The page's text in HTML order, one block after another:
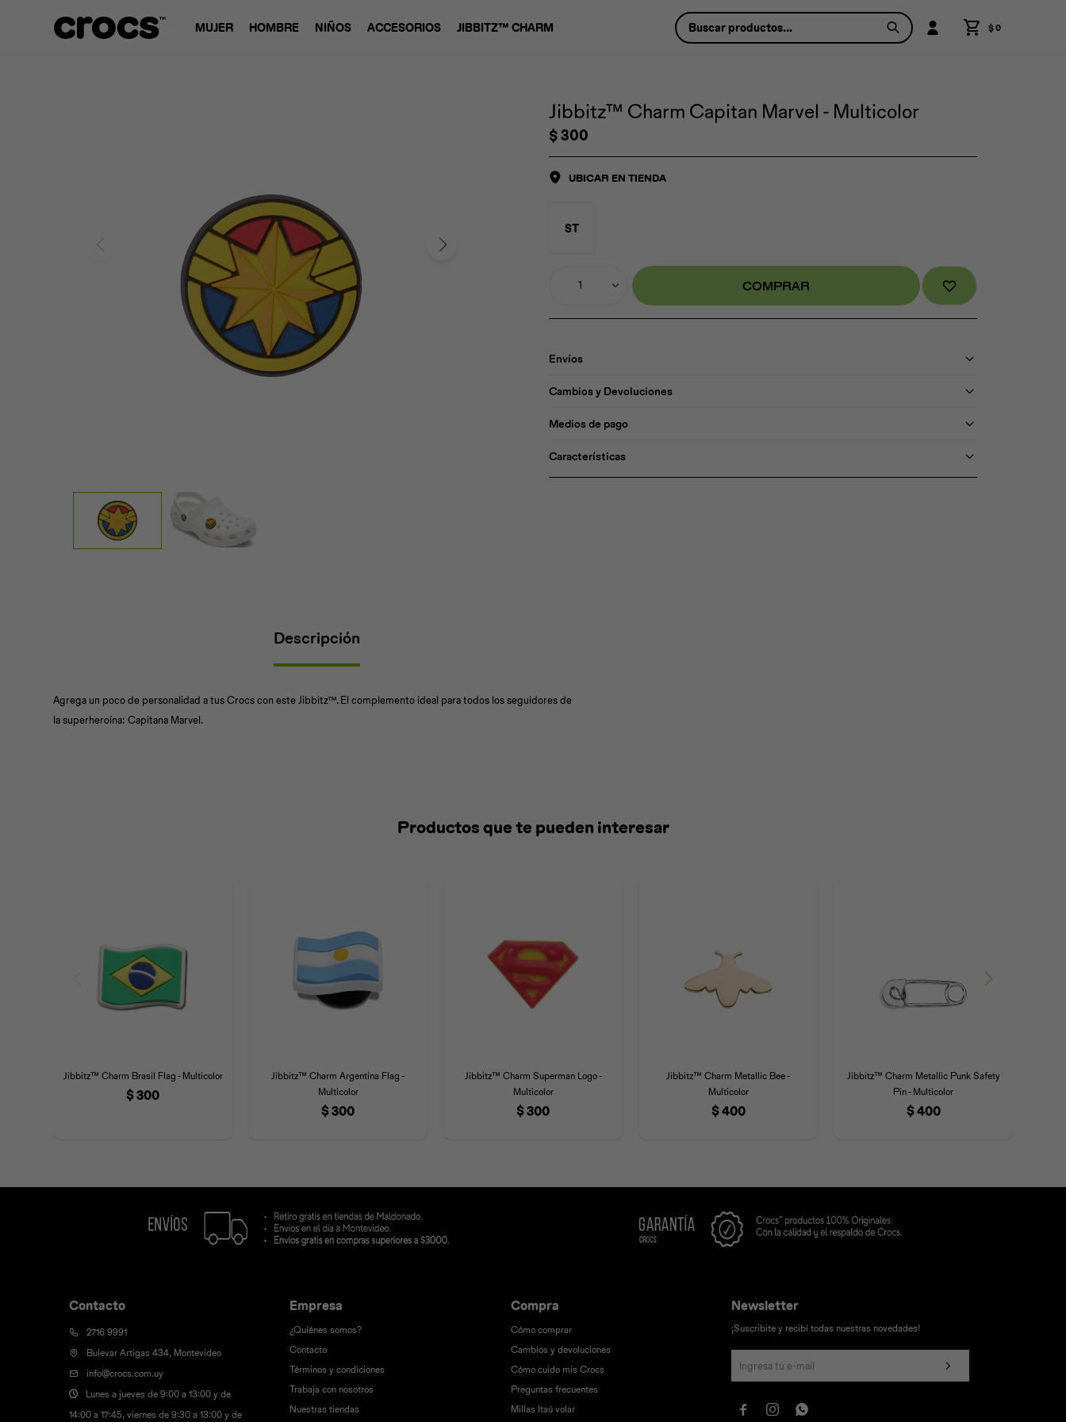
MUJER HOMBRE NIÑOS ACCESORIOS JIBBITZ™ CHARM $0
Jibbitz™ Charm Capitan Marvel - Multicolor
$300
UBICAR EN TIENDA
ST
1 COMPRAR
Envíos
Cambios y Devoluciones
Medios de pago
Características
Descripción
Agrega un poco de personalidad a tus Crocs con este Jibbitz™. El complemento ideal para todos los seguidores de
la superheroína: Capitana Marvel.
Productos que te pueden interesar
Jibbitz™ Charm Brasil Flag - Multicolor
$300
Jibbitz™ Charm Argentina Flag -
Multicolor
$300
Jibbitz™ Charm Superman Logo -
Multicolor
$300
Jibbitz™ Charm Metallic Bee -
Multicolor
$400
Jibbitz™ Charm Metallic Punk Safety
Pin - Multicolor
$400
Contacto
2716 9991
Bulevar Artigas 434, Montevideo
info@crocs.com.uy
Lunes a jueves de 9:00 a 13:00 y de
14:00 a 17:45, viernes de 9:30 a 13:00 y de
Empresa
¿Quiénes somos?
Contacto
Términos y condiciones
Trabaja con nosotros
Nuestras tiendas
Compra
Cómo comprar
Cambios y devoluciones
Cómo cuido mis Crocs
Preguntas frecuentes
Millas Itaú volar
Newsletter
¡Suscribite y recibí todas nuestras novedades!
  